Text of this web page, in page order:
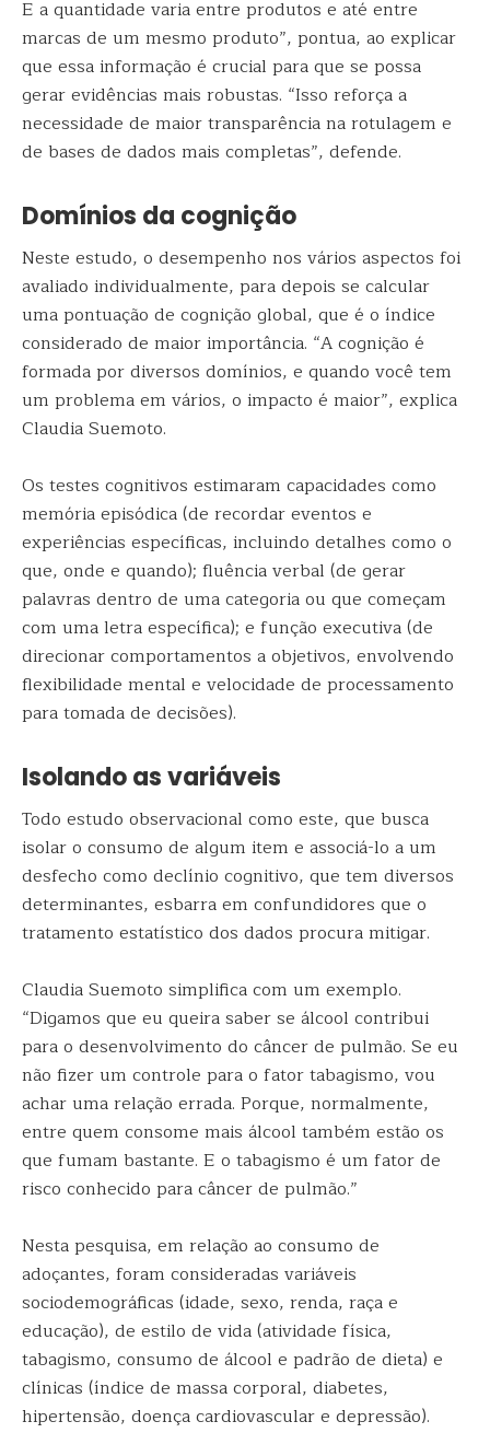
E a quantidade varia entre produtos e até entre
marcas de um mesmo produto”, pontua, ao explicar
que essa informação é crucial para que se possa
gerar evidências mais robustas. “Isso reforça a
necessidade de maior transparência na rotulagem e
de bases de dados mais completas”, defende.
Domínios da cognição
Neste estudo, o desempenho nos vários aspectos foi
avaliado individualmente, para depois se calcular
uma pontuação de cognição global, que é o índice
considerado de maior importância. “A cognição é
formada por diversos domínios, e quando você tem
um problema em vários, o impacto é maior”, explica
Claudia Suemoto.
Os testes cognitivos estimaram capacidades como
memória episódica (de recordar eventos e
experiências específicas, incluindo detalhes como o
que, onde e quando); fluência verbal (de gerar
palavras dentro de uma categoria ou que começam
com uma letra específica); e função executiva (de
direcionar comportamentos a objetivos, envolvendo
flexibilidade mental e velocidade de processamento
para tomada de decisões).
Isolando as variáveis
Todo estudo observacional como este, que busca
isolar o consumo de algum item e associá-lo a um
desfecho como declínio cognitivo, que tem diversos
determinantes, esbarra em confundidores que o
tratamento estatístico dos dados procura mitigar.
Claudia Suemoto simplifica com um exemplo.
“Digamos que eu queira saber se álcool contribui
para o desenvolvimento do câncer de pulmão. Se eu
não fizer um controle para o fator tabagismo, vou
achar uma relação errada. Porque, normalmente,
entre quem consome mais álcool também estão os
que fumam bastante. E o tabagismo é um fator de
risco conhecido para câncer de pulmão.”
Nesta pesquisa, em relação ao consumo de
adoçantes, foram consideradas variáveis
sociodemográficas (idade, sexo, renda, raça e
educação), de estilo de vida (atividade física,
tabagismo, consumo de álcool e padrão de dieta) e
clínicas (índice de massa corporal, diabetes,
hipertensão, doença cardiovascular e depressão).